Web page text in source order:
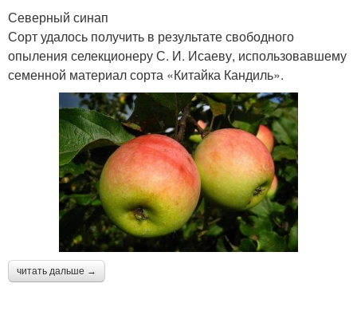
Северный синап
Сорт удалось получить в результате свободного
опыления селекционеру С. И. Исаеву, использовавшему
семенной материал сорта «Китайка Кандиль».
читать дальше →